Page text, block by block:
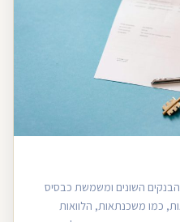
השונים ומשמשת כבסיס
כמו משכנתאות, הלוואות